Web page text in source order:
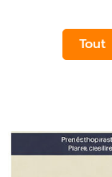
Tout